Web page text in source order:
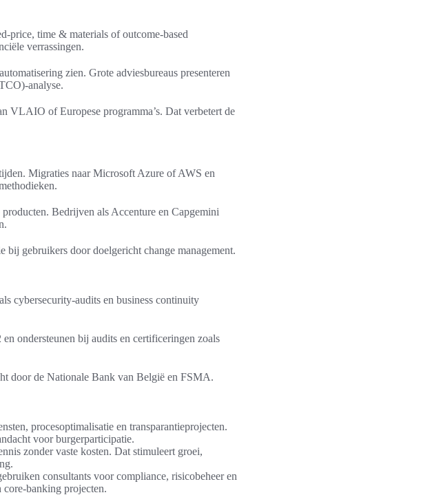
price, time & materials of outcome-based
verrassingen.
zien. Grote adviesbureaus presenteren
analyse.
VLAIO of Europese programma’s. Dat verbetert de
Migraties naar Microsoft Azure of AWS en
Bedrijven als Accenture en Capgemini
gebruikers door doelgericht change management.
cybersecurity-audits en business continuity
ondersteunen bij audits en certificeringen zoals
door de Nationale Bank van België en FSMA.
procesoptimalisatie en transparantieprojecten.
voor burgerparticipatie.
zonder vaste kosten. Dat stimuleert groei,
consultants voor compliance, risicobeheer en
core-banking projecten.